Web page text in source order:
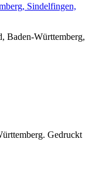
Sindelfingen,
Gedruckt